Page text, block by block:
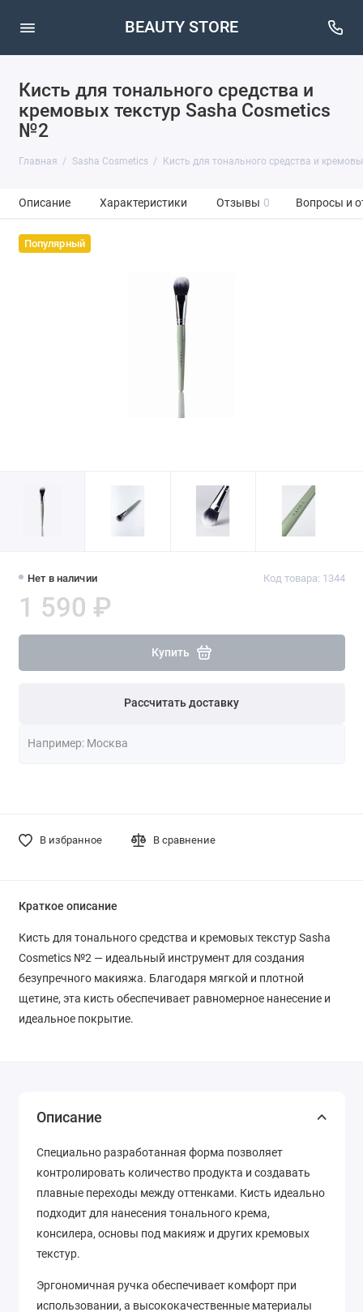
BEAUTY STORE
Кисть для тонального средства и
кремовых текстур Sasha Cosmetics
№2
Главная Sasha Cosmetics Кисть для тонального средства и
Описание Характеристики Отзывы 0 Вопросы и
Популярный
Нет в наличии Код товара: 1344
1 590 ₽
Купить
Рассчитать доставку
В избранное В сравнение
Краткое описание
Кисть для тонального средства и кремовых текстур Sasha
Cosmetics №2 — идеальный инструмент для создания
безупречного макияжа. Благодаря мягкой и плотной
щетине, эта кисть обеспечивает равномерное нанесение и
идеальное покрытие.
Описание
Специально разработанная форма позволяет
контролировать количество продукта и создавать
плавные переходы между оттенками. Кисть идеально
подходит для нанесения тонального крема,
консилера, основы под макияж и других кремовых
текстур.
Эргономичная ручка обеспечивает комфорт при
использовании, а высококачественные материалы